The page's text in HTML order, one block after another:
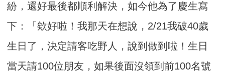
紛，還好最後都順利解決，如今他為了慶生寫
下：「欸好啦！我那天在想說，2/21我破40歲
生日了，決定請客吃野人，說到做到啦！生日
當天請100位朋友，如果後面沒領到前100名號